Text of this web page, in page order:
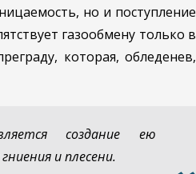
но и поступление
газообмену только в
которая, обледенев,
создание ею
и плесени.